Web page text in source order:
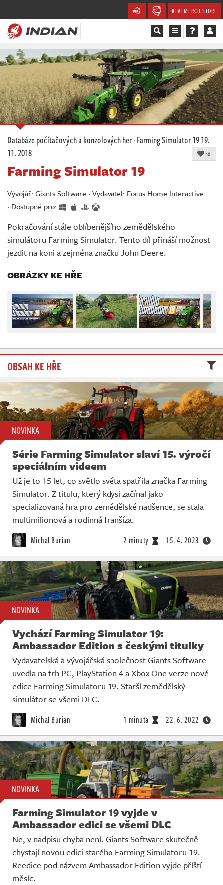
REALMERCH.STORE
Magazín
Recenze
Videa
Soutěže
Databáze
Komunita
Redakce
Živě
Databáze počítačových a konzolových her·Farming Simulator 1919.
11. 2018
56
Farming Simulator 19
Vývojář: Giants Software · Vydavatel: Focus Home Interactive
· Dostupné pro:
Pokračování stále oblíbenějšího zemědělského
simulátoru Farming Simulator. Tento díl přináší možnost
jezdit na koni a zejména značku John Deere.
OBRÁZKY KE HŘE
OBSAH KE HŘE
NOVINKA
Série Farming Simulator slaví 15. výročí
speciálním videem
Už je to 15 let, co světlo světa spatřila značka Farming
Simulator. Z titulu, který kdysi začínal jako
specializovaná hra pro zemědělské nadšence, se stala
multimilionová a rodinná franšíza.
Michal Burian 2 minuty 15. 4. 2023
NOVINKA
Vychází Farming Simulator 19:
Ambassador Edition s českými titulky
Vydavatelská a vývojářská společnost Giants Software
uvedla na trh PC, PlayStation 4 a Xbox One verze nové
edice Farming Simulatoru 19. Starší zemědělský
simulátor se všemi DLC.
Michal Burian 1 minuta 22. 6. 2022
NOVINKA
Farming Simulator 19 vyjde v
Ambassador edici se všemi DLC
Ne, v nadpisu chyba není. Giants Software skutečně
chystají novou edici starého Farming Simulatoru 19.
Reedice pod názvem Ambassador Edition vyjde příští
měsíc.